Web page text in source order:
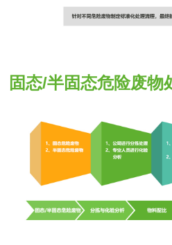
固态/半固态危险废物